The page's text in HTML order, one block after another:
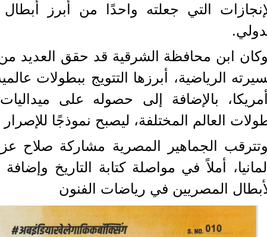
التي جعلته واحدًا من أبرز
وكان ابن محافظة الشرقية قد حقق العديد من
الرياضية، أبرزها التتويج ببطولات
بالإضافة إلى حصوله على
العالم المختلفة، ليصبح نموذجًا
وتترقب الجماهير المصرية مشاركة صلاح
أملاً في مواصلة كتابة التاريخ
المصريين في رياضات الفنون